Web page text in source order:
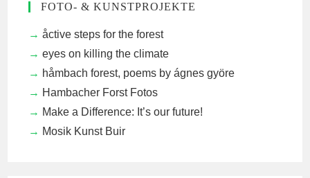
FOTO- & KUNSTPROJEKTE
åctive steps for the forest
eyes on killing the climate
håmbach forest, poems by ágnes györe
Hambacher Forst Fotos
Make a Difference: It’s our future!
Mosik Kunst Buir